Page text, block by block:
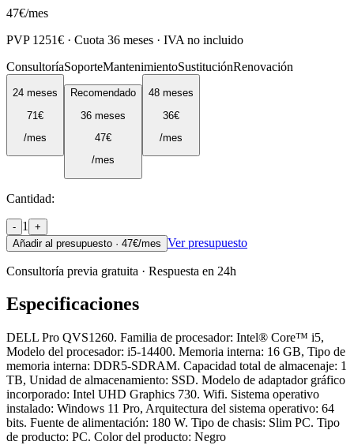
47€/mes
PVP 1251€ · Cuota 36 meses · IVA no incluido
ConsultoríaSoporteMantenimientoSustituciónRenovación
24 meses
71€
/mes
Recomendado
36 meses
47€
/mes
48 meses
36€
/mes
Cantidad:
- 1
+
Añadir al presupuesto · 47€/mes Ver presupuesto
Consultoría previa gratuita · Respuesta en 24h
Especificaciones
DELL Pro QVS1260. Familia de procesador: Intel® Core™ i5,
Modelo del procesador: i5-14400. Memoria interna: 16 GB, Tipo de
memoria interna: DDR5-SDRAM. Capacidad total de almacenaje: 1
TB, Unidad de almacenamiento: SSD. Modelo de adaptador gráfico
incorporado: Intel UHD Graphics 730. Wifi. Sistema operativo
instalado: Windows 11 Pro, Arquitectura del sistema operativo: 64
bits. Fuente de alimentación: 180 W. Tipo de chasis: Slim PC. Tipo
de producto: PC. Color del producto: Negro